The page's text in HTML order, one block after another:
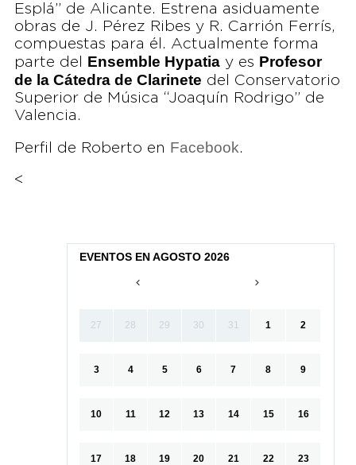
Esplá” de Alicante. Estrena asiduamente
obras de J. Pérez Ribes y R. Carrión Ferrís,
compuestas para él. Actualmente forma
parte del Ensemble Hypatiay es Profesor
de la Cátedra de Clarinete del Conservatorio
Superior de Música “Joaquín Rodrigo” de
Valencia.
Perfil de Roberto en Facebook.
<
EVENTOS EN AGOSTO 2026
27 28 29 30 31 1 2
3 4 5 6 7 8 9
10 11 12 13 14 15 16
17 18 19 20 21 22 23